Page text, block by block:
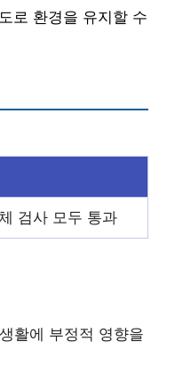
로 환경을 유지할 수
검사 모두 통과
활에 부정적 영향을